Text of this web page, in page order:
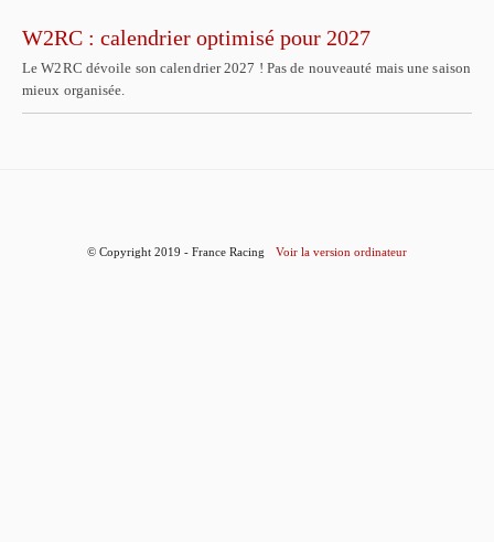
W2RC : calendrier optimisé pour 2027
Le W2RC dévoile son calendrier 2027 ! Pas de nouveauté mais une saison
mieux organisée.
© Copyright 2019 - France Racing Voir la version ordinateur